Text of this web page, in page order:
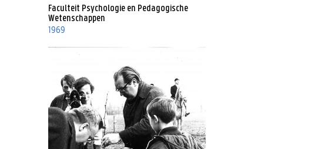
Faculteit Psychologie en Pedagogische
Wetenschappen
1969